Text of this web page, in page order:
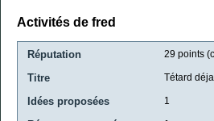
Activités de fred
Réputation 29 points
Titre Tétard
Idées proposées 1